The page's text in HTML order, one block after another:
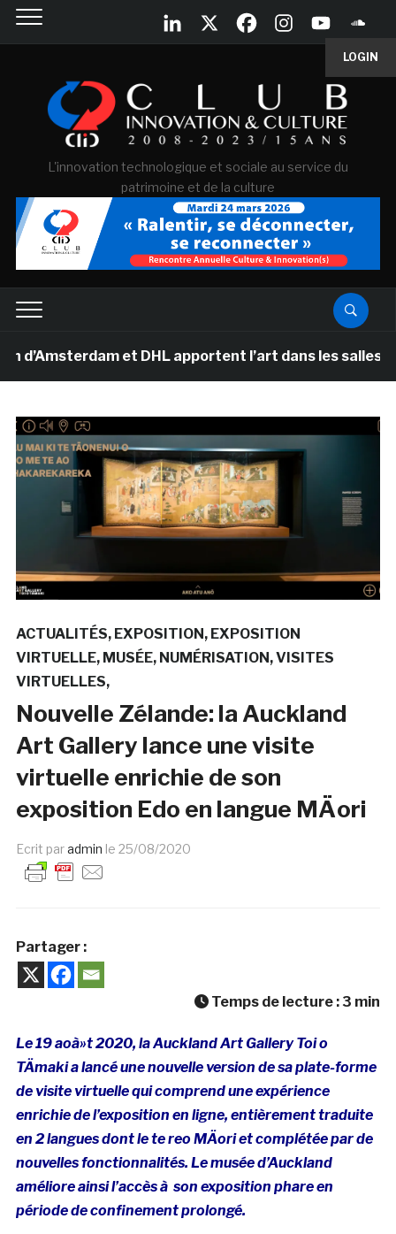
LOGIN
L'innovation technologique et sociale au service du
patrimoine et de la culture
et DHL apportent l’art dans les salles de
ACTUALITÉS EXPOSITION EXPOSITION
VIRTUELLE MUSÉE NUMÉRISATION VISITES
VIRTUELLES
Nouvelle Zélande: la Auckland
Art Gallery lance une visite
virtuelle enrichie de son
exposition Edo en langue MÄori
Ecrit paradmin le 25/08/2020
Partager :
Temps de lecture : 3 min
Le 19 aoà»t 2020, la Auckland Art Gallery Toi o
TÄmaki a lancé une nouvelle version de sa plate-forme
de visite virtuelle qui comprend une expérience
enrichie de l’exposition en ligne, entièrement traduite
en 2 langues dont le te reo MÄori et complétée par de
nouvelles fonctionnalités. Le musée d’Auckland
améliore ainsi l’accès à son exposition phare en
période de confinement prolongé.